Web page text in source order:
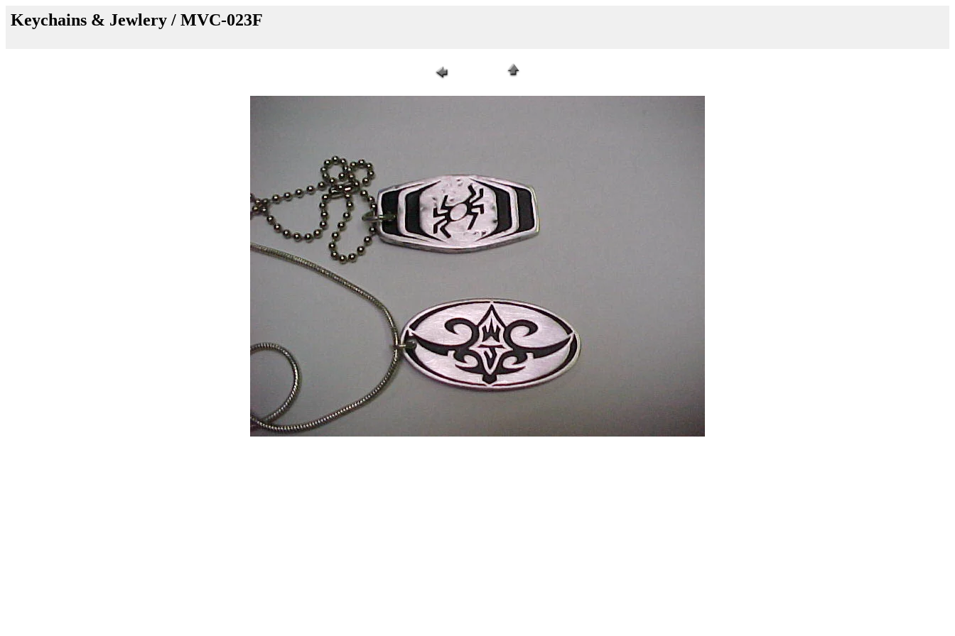
Keychains & Jewlery / MVC-023F